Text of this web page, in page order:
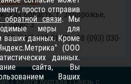
область, г. Запорожье,
офис 3
(063) 103-01-52, +38 (093) 030-
|Услуги портала|Связь с
просто отправив
обратной связи. Мы
меры для
ваших данных. Кроме
(ООО
данных.
сайта, Вы
Ваших